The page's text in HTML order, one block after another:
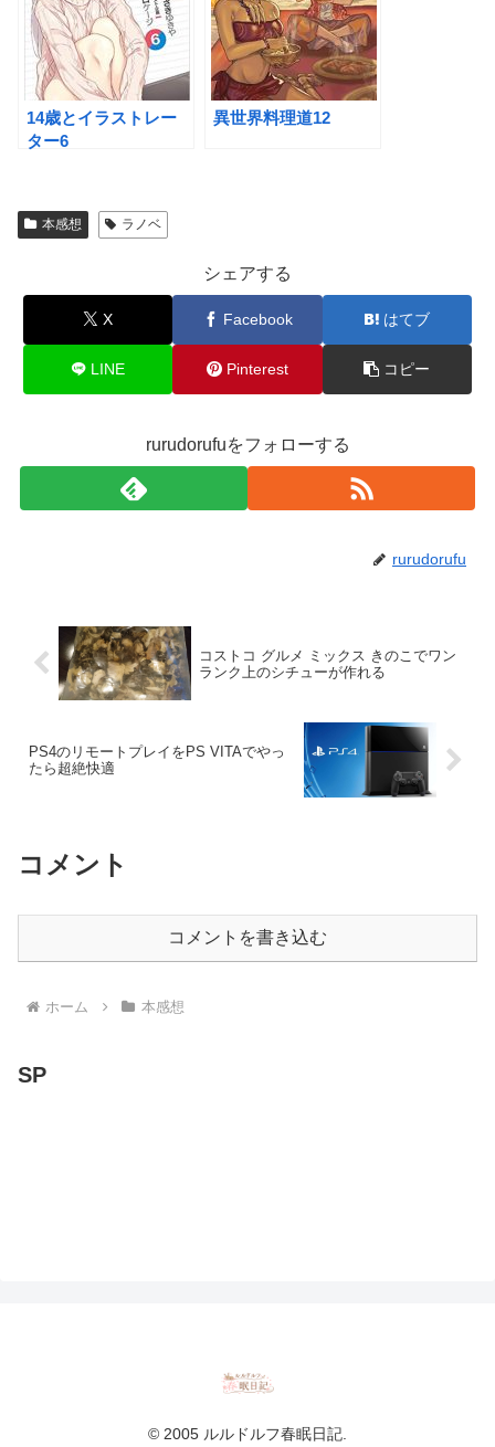
14歳とイラストレー
ター6
異世界料理道12
本感想 ラノベ
シェアする
X Facebook はてブ
LINE Pinterest コピー
rurudorufuをフォローする
rurudorufu
コストコ グルメ ミックス きのこでワン
ランク上のシチューが作れる
PS4のリモートプレイをPS VITAでやっ
たら超絶快適
コメント
コメントを書き込む
ホーム 本感想
SP
© 2005 ルルドルフ春眠日記.